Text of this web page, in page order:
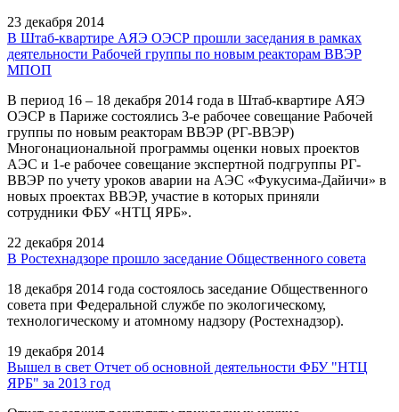
23 декабря 2014
В Штаб-квартире АЯЭ ОЭСР прошли заседания в рамках
деятельности Рабочей группы по новым реакторам ВВЭР
МПОП
В период 16 – 18 декабря 2014 года в Штаб-квартире АЯЭ
ОЭСР в Париже состоялись 3-е рабочее совещание Рабочей
группы по новым реакторам ВВЭР (РГ-ВВЭР)
Многонациональной программы оценки новых проектов
АЭС и 1-е рабочее совещание экспертной подгруппы РГ-
ВВЭР по учету уроков аварии на АЭС «Фукусима-Дайичи» в
новых проектах ВВЭР, участие в которых приняли
сотрудники ФБУ «НТЦ ЯРБ».
22 декабря 2014
В Ростехнадзоре прошло заседание Общественного совета
18 декабря 2014 года состоялось заседание Общественного
совета при Федеральной службе по экологическому,
технологическому и атомному надзору (Ростехнадзор).
19 декабря 2014
Вышел в свет Отчет об основной деятельности ФБУ "НТЦ
ЯРБ" за 2013 год